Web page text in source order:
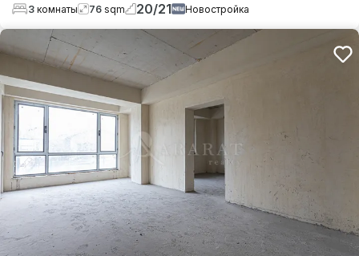
3 комнаты 76 sqm 20/21 Новостройка